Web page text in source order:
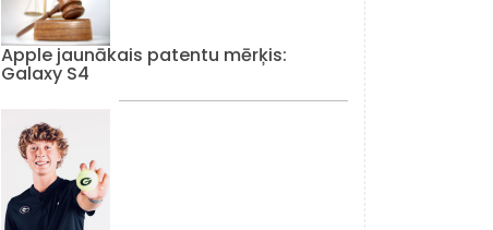
Apple jaunākais patentu mērķis:
Galaxy S4